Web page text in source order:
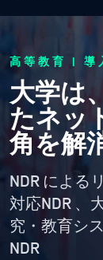
高等教育 | 導
大学は
たネッ
角を解
NDR による
対応NDR 、
究・教育シ
NDR